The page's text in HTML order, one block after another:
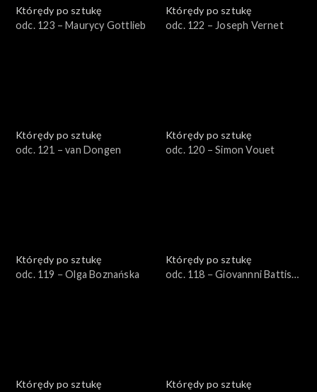
Którędy po sztukę
odc. 123 – Maurycy Gottlieb
Którędy po sztukę
odc. 122 – Joseph Vernet
Którędy po sztukę
odc. 121 – van Dongen
Którędy po sztukę
odc. 120 – Simon Vouet
Którędy po sztukę
odc. 119 − Olga Boznańska
Którędy po sztukę
odc. 118 − Giovannni Battista
Którędy po sztukę
Którędy po sztukę